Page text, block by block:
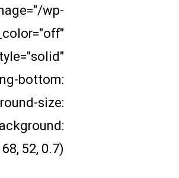
wp-
bottom:
size:
52, 0.7);||"]